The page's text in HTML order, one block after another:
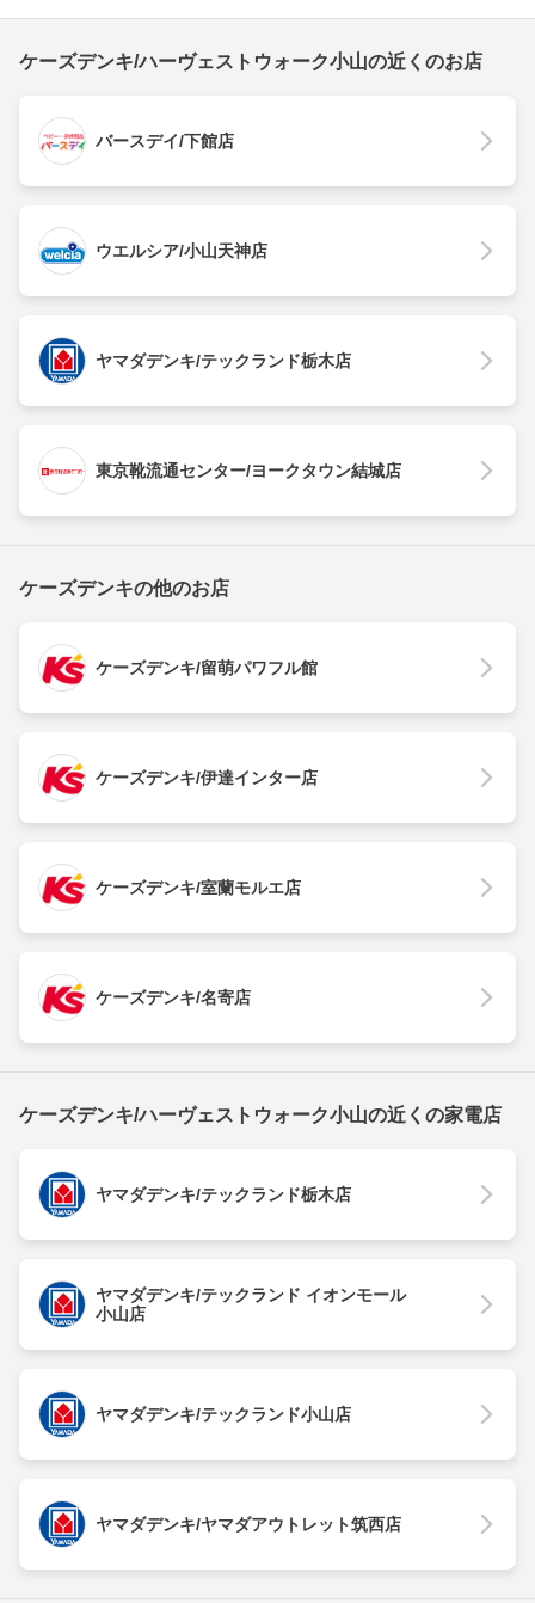
ケーズデンキ/ハーヴェストウォーク小山の近くのお店
バースデイ/下館店
ウエルシア/小山天神店
ヤマダデンキ/テックランド栃木店
東京靴流通センター/ヨークタウン結城店
ケーズデンキの他のお店
ケーズデンキ/留萌パワフル館
ケーズデンキ/伊達インター店
ケーズデンキ/室蘭モルエ店
ケーズデンキ/名寄店
ケーズデンキ/ハーヴェストウォーク小山の近くの家電店
ヤマダデンキ/テックランド栃木店
ヤマダデンキ/テックランド イオンモール
小山店
ヤマダデンキ/テックランド小山店
ヤマダデンキ/ヤマダアウトレット筑西店